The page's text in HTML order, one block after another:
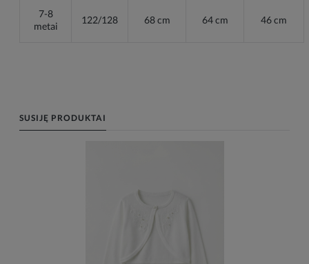
7-8
metai
122/128 68 cm 64 cm 46 cm
SUSIJĘ PRODUKTAI